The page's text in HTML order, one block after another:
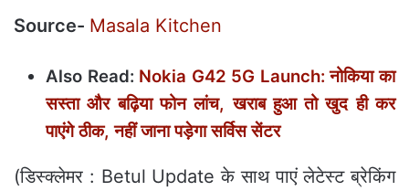
Source- Masala Kitchen
Also Read: Nokia G42 5G Launch: नोकिया का
सस्ता और बढ़िया फोन लांच, खराब हुआ तो खुद ही कर
पाएंगे ठीक, नहीं जाना पड़ेगा सर्विस सेंटर
(डिस्‍क्‍लेमर : Betul Update के साथ पाएं लेटेस्ट ब्रेकिंग